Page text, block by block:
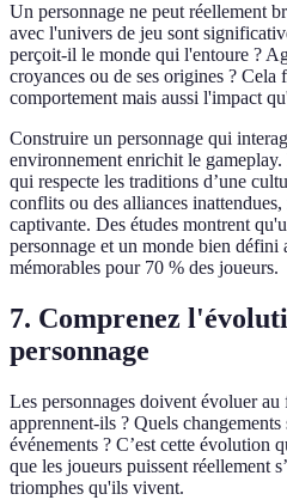
Un personnage ne peut réellement
avec l'univers de jeu sont
perçoit-il le monde qui l'entoure ?
croyances ou de ses origines ? Cela
comportement mais aussi l'impact
Construire un personnage qui
environnement enrichit le
qui respecte les traditions d’une
conflits ou des alliances
captivante. Des études montrent
personnage et un monde bien défini
mémorables pour 70 % des joueurs.
7. Comprenez
personnage
Les personnages doivent évoluer
apprennent-ils ? Quels changements
événements ? C’est cette évolution
que les joueurs puissent réellement
triomphes qu'ils vivent.